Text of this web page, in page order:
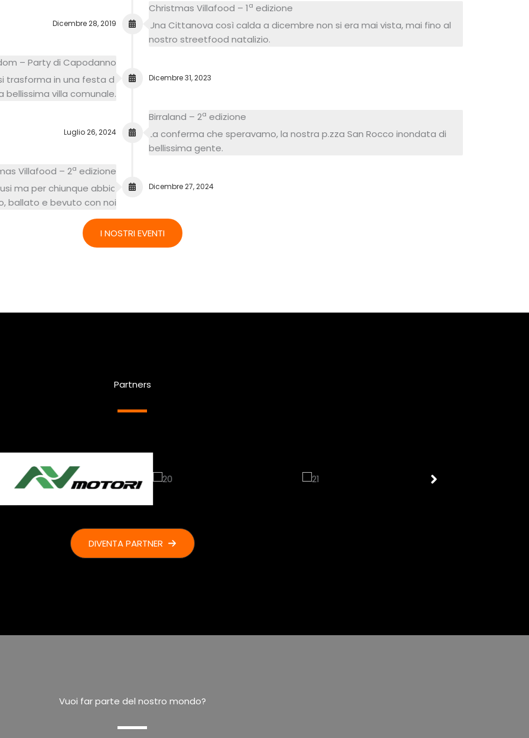
Christmas Villafood – 1a edizione
Una Cittanova così calda a dicembre non si era mai vista, mai fino al
nostro streetfood natalizio.
Dicembre 28, 2019
– Party di Capodanno
trasforma in una festa di
villa comunale.
Dicembre 31, 2023
Birraland – 2a edizione
La conferma che speravamo, la nostra p.zza San Rocco inondata di
bellissima gente.
Luglio 26, 2024
Villafood – 2a edizione
ma per chiunque abbia
ballato e bevuto con noi
Dicembre 27, 2024
I NOSTRI EVENTI
Partners
DIVENTA PARTNER
Vuoi far parte del nostro mondo?